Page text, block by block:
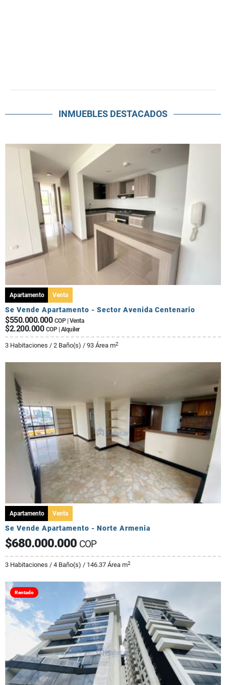
INMUEBLES DESTACADOS
Apartamento Venta
Se Vende Apartamento - Sector Avenida Centenario
$550.000.000 COP | Venta
$2.200.000 COP | Alquiler
3 Habitaciones / 2 Baño(s) / 93 Área m2
Apartamento Venta
Se Vende Apartamento - Norte Armenia
$680.000.000 COP
3 Habitaciones / 4 Baño(s) / 146.37 Área m2
Rentado